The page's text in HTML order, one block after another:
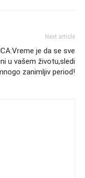
Next article
je da se sve
u vašem životu,sledi
zanimljiv period!